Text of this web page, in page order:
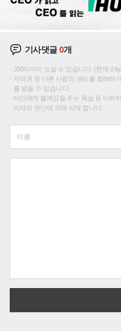
기사댓글0개
200자까지 쓰실 수 있습니다. (현재 0
저작권 등 다른 사람의 권리를 침해하
를 받을 수 있습니다.
타인에게 불쾌감을 주는 욕설 등 비하
리자의 판단에 의해 삭제 합니다.